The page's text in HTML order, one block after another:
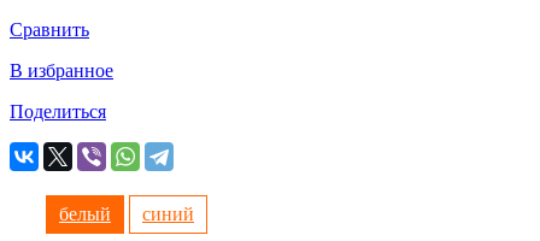
Сравнить
В избранное
Поделиться
белый
синий